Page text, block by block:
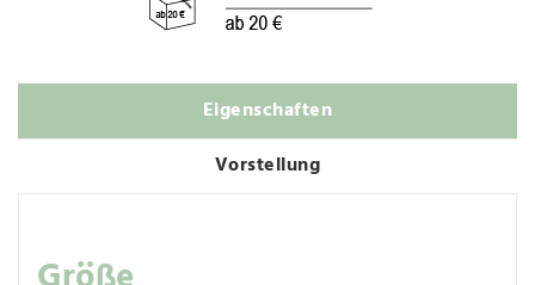
Eigenschaften
Vorstellung